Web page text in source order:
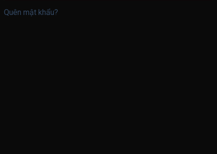
Quên mật khẩu?